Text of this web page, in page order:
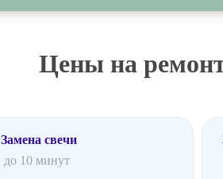
Цены на
Замена свечи
до 10 минут